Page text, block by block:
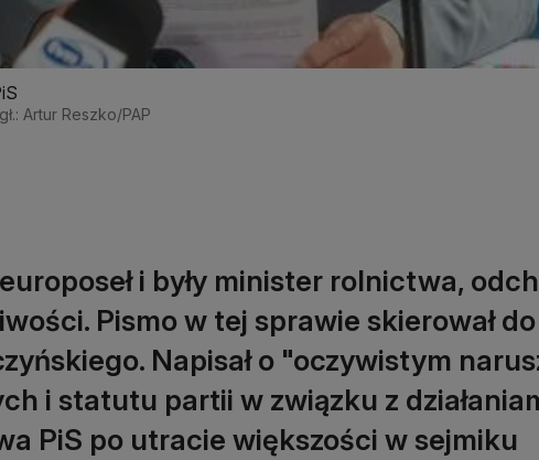
Artur Reszko/PAP
i były minister rolnictwa,
Pismo w tej sprawie skierował
Napisał o "oczywistym
i statutu partii w związku z
PiS po utracie większości w sejmiku